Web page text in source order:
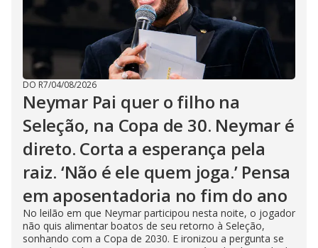
DO R7/04/08/2026
Neymar Pai quer o filho na
Seleção, na Copa de 30. Neymar é
direto. Corta a esperança pela
raiz. ‘Não é ele quem joga.’ Pensa
em aposentadoria no fim do ano
No leilão em que Neymar participou nesta noite, o jogador
não quis alimentar boatos de seu retorno à Seleção,
sonhando com a Copa de 2030. E ironizou a pergunta se